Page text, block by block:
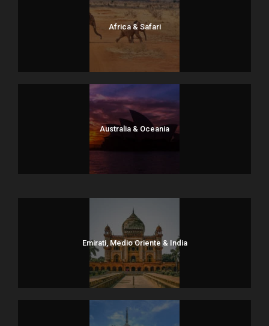
Africa & Safari
Australia & Oceania
Emirati, Medio Oriente & India